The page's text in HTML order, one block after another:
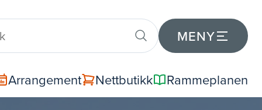
MENY
Arrangement Nettbutikk Rammeplanen